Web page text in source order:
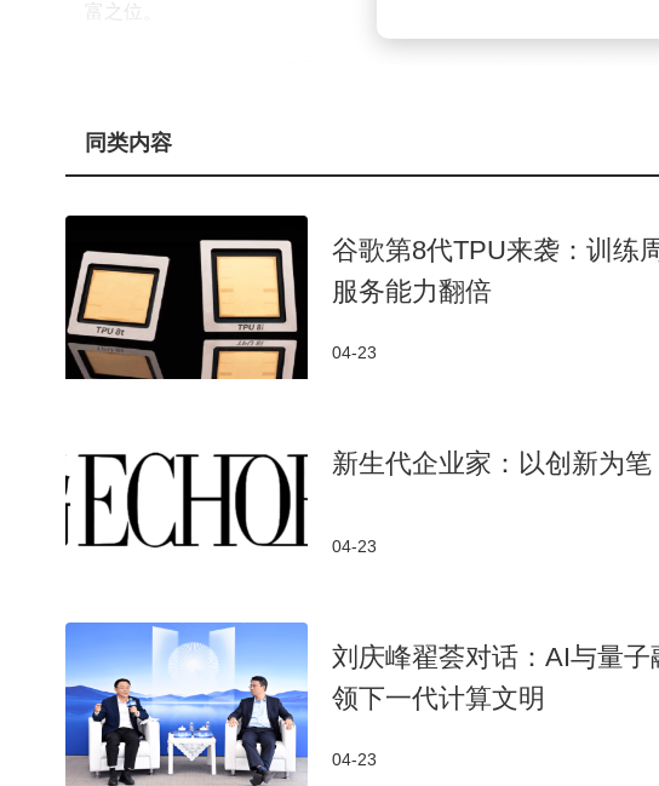
富之位。
8T XPO光模块——单模块容量达1.6T的8倍，面板端口密度提升4
层透露，客户已给出2026-2027年需求指引，部分重点客户正在规
升，行业进入“卖方市场”。
但爆发式增长背后，隐忧同样显著：上游光芯片等核心物料供
元，主要用于锁定原材料。一旦海外供应链波动，这家万亿巨头将
中际旭创的崛起并非孤例。在光模块“易中天”三巨头中，苏
这座城市的产业布局堪称典范：从PCB龙头东山精密，到光通信
厂商，形成完整产业链。一位苏州高新区半导体企业家曾感叹：“
苏州的野心不止于产业集群。2025年9月发布的《加快建设“
到2026年底集聚AI企业超3000家，智算规模达17000PFLOPS，
工智能及数字产业企业超1800家，产值突破1200亿元。从吴江的
产业优势源于制造底蕴的深厚积累。
同类内容
谷歌第8代TPU来袭：训练
服务能力翻倍
04-23
新生代企业家：以创新为
04-23
刘庆峰翟荟对话：AI与量子
领下一代计算文明
04-23